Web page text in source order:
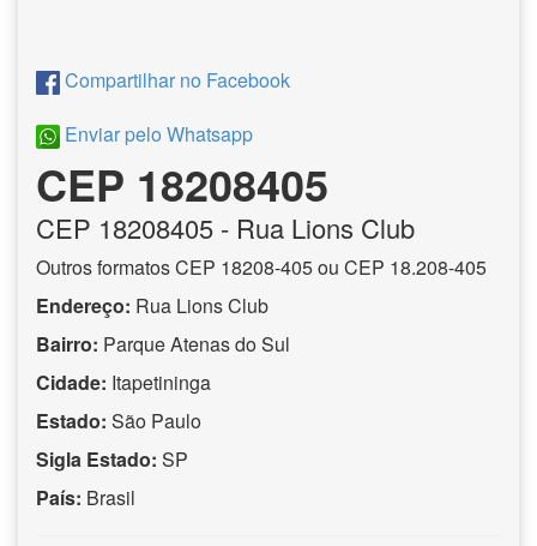
Compartilhar no Facebook
Enviar pelo Whatsapp
CEP 18208405
CEP 18208405 - Rua Lions Club
Outros formatos CEP 18208-405 ou CEP 18.208-405
Endereço: Rua Lions Club
Bairro: Parque Atenas do Sul
Cidade: Itapetininga
Estado: São Paulo
Sigla Estado: SP
País: Brasil